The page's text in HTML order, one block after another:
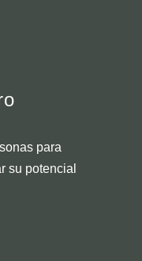
para
su potencial